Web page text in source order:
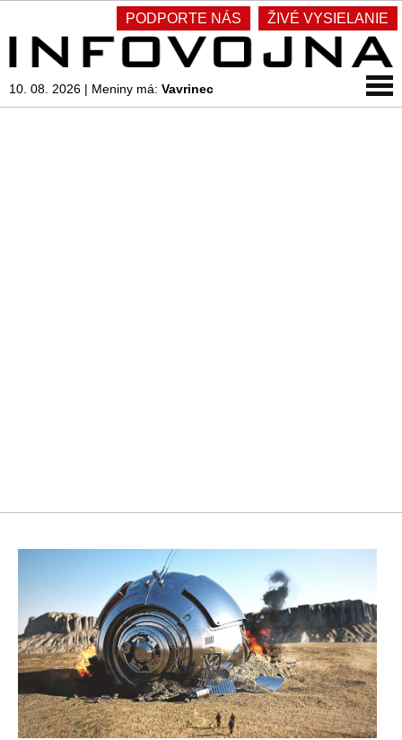
PODPORTE NÁS ŽIVÉ VYSIELANIE
10. 08. 2026 | Meniny má: Vavrinec